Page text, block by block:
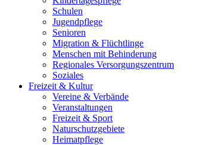
Schulen
Jugendpflege
Senioren
Migration & Flüchtlinge
Menschen mit Behinderung
Regionales Versorgungszentrum
Soziales
Freizeit & Kultur
Vereine & Verbände
Veranstaltungen
Freizeit & Sport
Naturschutzgebiete
Heimatpflege